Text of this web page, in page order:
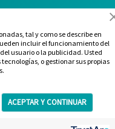
tal y como se describe en
incluir el funcionamiento del
usuario o la publicidad. Usted
o gestionar sus propias
ACEPTAR Y CONTINUAR